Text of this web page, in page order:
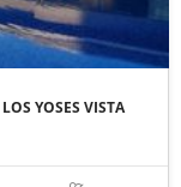
YOSES VISTA